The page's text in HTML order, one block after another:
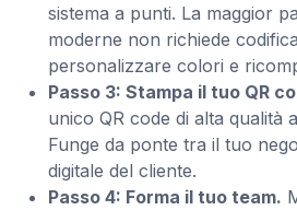
sistema a punti. La maggior
moderne non richiede
personalizzare colori e
Passo 3: Stampa il tuo QR
unico QR code di alta qualità
Funge da ponte tra il tuo
digitale del cliente.
Passo 4: Forma il tuo team.